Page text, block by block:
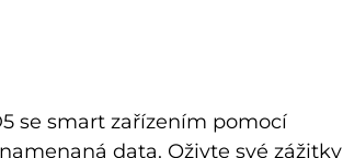
se smart zařízením pomocí
data. Oživte své zážitky